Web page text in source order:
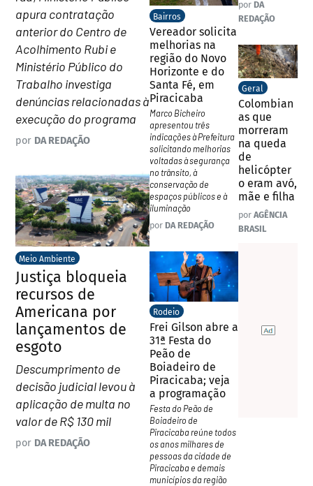
apura contratação
anterior do Centro de
Acolhimento Rubi e
Ministério Público do
Trabalho investiga
denúncias relacionadas à
execução do programa
por DA REDAÇÃO
Meio Ambiente
Justiça bloqueia
recursos de
Americana por
lançamentos de
esgoto
Descumprimento de
decisão judicial levou à
aplicação de multa no
valor de R$ 130 mil
por DA REDAÇÃO
Bairros
Vereador solicita
melhorias na
região do Novo
Horizonte e do
Santa Fé, em
Piracicaba
Marco Bicheiro
apresentou três
indicações à Prefeitura
solicitando melhorias
voltadas à segurança
no trânsito, à
conservação de
espaços públicos e à
iluminação
por DA REDAÇÃO
Rodeio
Frei Gilson abre a
31ª Festa do
Peão de
Boiadeiro de
Piracicaba; veja
a programação
Festa do Peão de
Boiadeiro de
Piracicaba reúne todos
os anos milhares de
pessoas da cidade de
Piracicaba e demais
municípios da região
por DA
REDAÇÃO
Geral
Colombian
as que
morreram
na queda
de
helicópter
o eram avó,
mãe e filha
por AGÊNCIA
BRASIL